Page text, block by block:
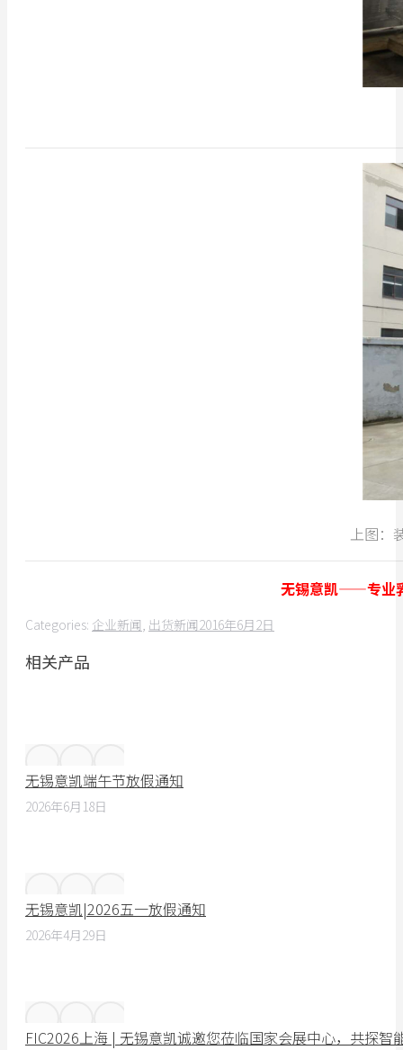
上图：
无锡意凯——专业
Categories: 企业新闻, 出货新闻2016年6月2日
相关产品
无锡意凯端午节放假通知
2026年6月18日
无锡意凯|2026五一放假通知
2026年4月29日
FIC2026上海 | 无锡意凯诚邀您莅临国家会展中心，共探智